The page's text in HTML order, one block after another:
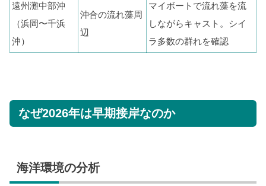
遠州灘中部沖
（浜岡〜千浜
沖）
沖合の流れ藻周
辺
マイボートで流れ藻を流
しながらキャスト。シイ
ラ多数の群れを確認
なぜ2026年は早期接岸なのか
海洋環境の分析